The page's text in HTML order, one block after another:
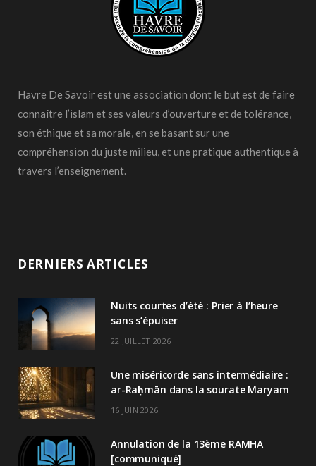
Havre De Savoir est une association dont le but est de faire
connaître l’islam et ses valeurs d’ouverture et de tolérance,
son éthique et sa morale, en se basant sur une
compréhension du juste milieu, et une pratique authentique à
travers l’enseignement.
DERNIERS ARTICLES
Nuits courtes d’été : Prier à l’heure
sans s’épuiser
22 JUILLET 2026
Une miséricorde sans intermédiaire :
ar-Raḥmān dans la sourate Maryam
16 JUIN 2026
Annulation de la 13ème RAMHA
[communiqué]